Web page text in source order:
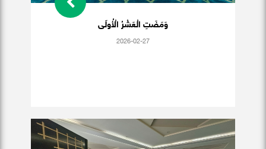
وَمَضَتِ الْعَشْرُ الْأُولَى
2026-02-27